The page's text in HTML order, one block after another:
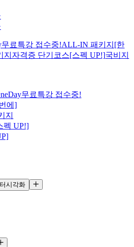
료특강 접수중!ALL-IN 패키지[한
자격증 단기코스[스펙 UP!]국비지
무료특강 접수중!
에]
지
펙 UP!]
시각화